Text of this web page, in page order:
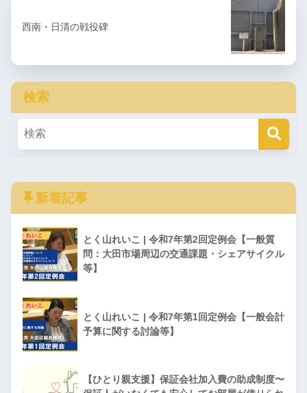
西南・日清の戦役碑
検索
新着記事
とく山れいこ | 令和7年第2回定例会【一般質
問：大田市場周辺の交通課題・シェアサイクル
等】
とく山れいこ | 令和7年第1回定例会【一般会計
予算に関する討論等】
【ひとり親支援】保証会社加入費の助成制度〜